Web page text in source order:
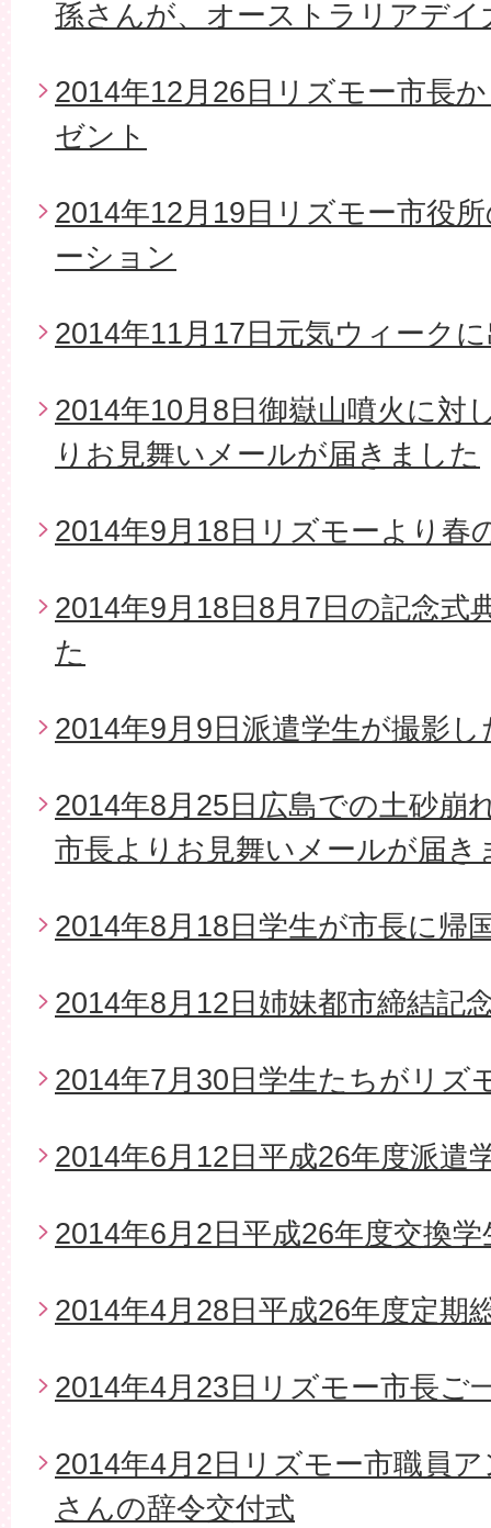
孫さんが、オーストラリアデ
2014年12月26日リズモー市長
ゼント
2014年12月19日リズモー市役
ーション
2014年11月17日元気ウィーク
2014年10月8日御嶽山噴火に対
りお見舞いメールが届きました
2014年9月18日リズモーより春
2014年9月18日8月7日の記念式
た
2014年9月9日派遣学生が撮影し
2014年8月25日広島での土砂崩
市長よりお見舞いメールが届き
2014年8月18日学生が市長に帰
2014年8月12日姉妹都市締結記
2014年7月30日学生たちがリズ
2014年6月12日平成26年度派遣
2014年6月2日平成26年度交換
2014年4月28日平成26年度定期
2014年4月23日リズモー市長ご
2014年4月2日リズモー市職員
さんの辞令交付式